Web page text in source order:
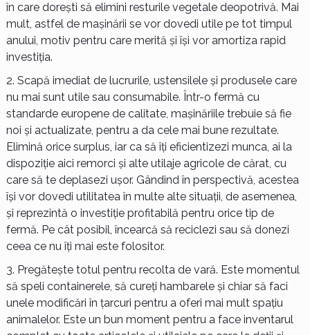
în care dorești să elimini resturile vegetale deopotrivă. Mai
mult, astfel de mașinării se vor dovedi utile pe tot timpul
anului, motiv pentru care merită și își vor amortiza rapid
investiția.
Scapă imediat de lucrurile, ustensilele și produsele care
nu mai sunt utile sau consumabile. Într-o fermă cu
standarde europene de calitate, mașinăriile trebuie să fie
noi și actualizate, pentru a da cele mai bune rezultate.
Elimină orice surplus, iar ca să îți eficientizezi munca, ai la
dispoziție aici remorci și alte utilaje agricole de cărat, cu
care să te deplasezi ușor. Gândind în perspectivă, acestea
își vor dovedi utilitatea în multe alte situații, de asemenea,
și reprezintă o investiție profitabilă pentru orice tip de
fermă. Pe cât posibil, încearcă să reciclezi sau să donezi
ceea ce nu îți mai este folositor.
Pregătește totul pentru recolta de vară. Este momentul
să speli containerele, să cureți hambarele și chiar să faci
unele modificări în țarcuri pentru a oferi mai mult spațiu
animalelor. Este un bun moment pentru a face inventarul